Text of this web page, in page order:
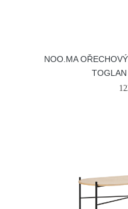
NOO.MA